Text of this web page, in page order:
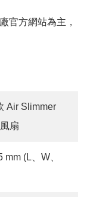
官方網站為主，
Air Slimmer
扇
(L、W、